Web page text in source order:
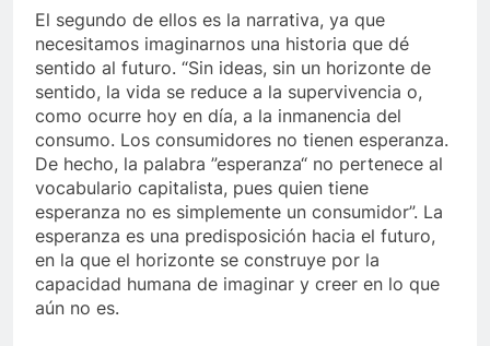
El segundo de ellos es la narrativa, ya que
necesitamos imaginarnos una historia que dé
sentido al futuro. “Sin ideas, sin un horizonte de
sentido, la vida se reduce a la supervivencia o,
como ocurre hoy en día, a la inmanencia del
consumo. Los consumidores no tienen esperanza.
De hecho, la palabra ”esperanza“ no pertenece al
vocabulario capitalista, pues quien tiene
esperanza no es simplemente un consumidor”. La
esperanza es una predisposición hacia el futuro,
en la que el horizonte se construye por la
capacidad humana de imaginar y creer en lo que
aún no es.